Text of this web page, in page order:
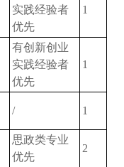
实践经验者
优先
1
有创新创业
实践经验者
优先
1
/ 1
思政类专业
优先
2